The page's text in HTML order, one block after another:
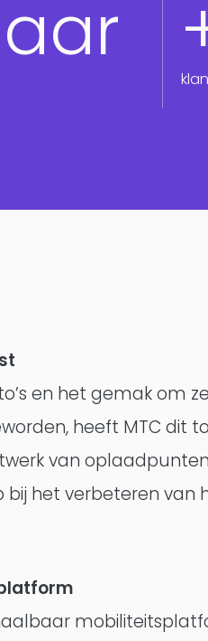
en het gemak om
heeft MTC dit
van
het verbeteren van